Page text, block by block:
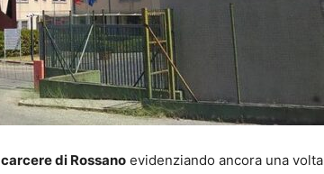
carcere di Rossano evidenziando ancora una volta